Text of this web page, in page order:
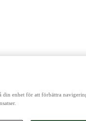
bioenergi och
din enhet för att förbättra